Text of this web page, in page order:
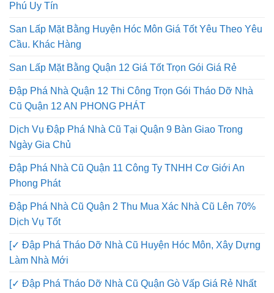
Phú Uy Tín
San Lấp Mặt Bằng Huyện Hóc Môn Giá Tốt Yêu Theo Yêu
Cầu. Khác Hàng
San Lấp Mặt Bằng Quận 12 Giá Tốt Trọn Gói Giá Rẻ
Đập Phá Nhà Quận 12 Thi Công Trọn Gói Tháo Dỡ Nhà
Cũ Quận 12 AN PHONG PHÁT
Dịch Vụ Đập Phá Nhà Cũ Tại Quận 9 Bàn Giao Trong
Ngày Gia Chủ
Đập Phá Nhà Cũ Quận 11 Công Ty TNHH Cơ Giới An
Phong Phát
Đập Phá Nhà Cũ Quận 2 Thu Mua Xác Nhà Cũ Lên 70%
Dịch Vụ Tốt
[✓ Đập Phá Tháo Dỡ Nhà Cũ Huyện Hóc Môn, Xây Dựng
Làm Nhà Mới
[✓ Đập Phá Tháo Dỡ Nhà Cũ Quận Gò Vấp Giá Rẻ Nhất